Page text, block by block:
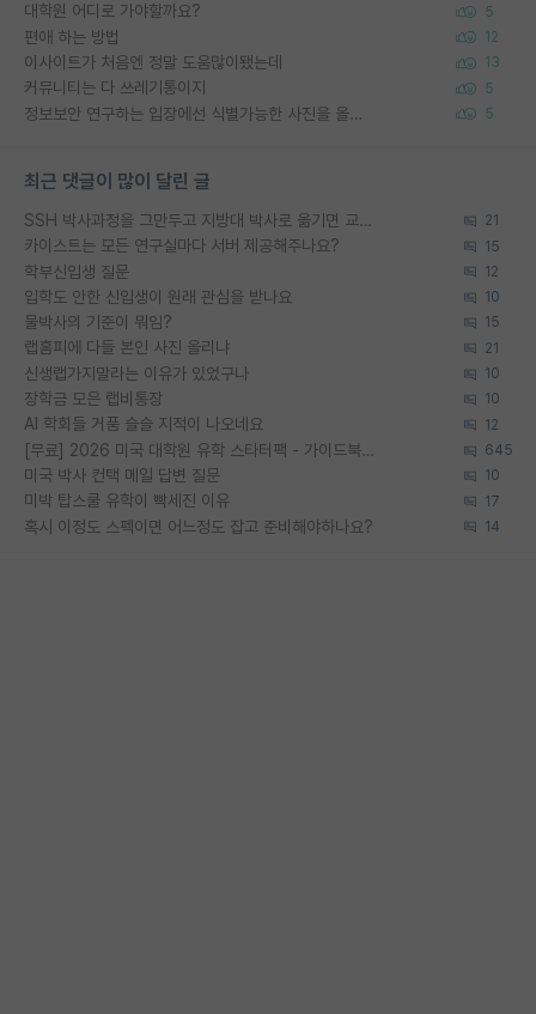
대학원 어디로 가야할까요? 5
편애 하는 방법 12
이사이트가 처음엔 정말 도움많이됐는데 13
커뮤니티는 다 쓰레기통이지 5
정보보안 연구하는 입장에선 식별가능한 사진을 올리는건 비추이긴함 5
최근 댓글이 많이 달린 글
SSH 박사과정을 그만두고 지방대 박사로 옮기면 교수의 꿈은 끝일까요? 21
카이스트는 모든 연구실마다 서버 제공해주나요? 15
학부신입생 질문 12
입학도 안한 신입생이 원래 관심을 받나요 10
물박사의 기준이 뭐임? 15
랩홈피에 다들 본인 사진 올리냐 21
신생랩가지말라는 이유가 있었구나 10
장학금 모은 랩비통장 10
AI 학회들 거품 슬슬 지적이 나오네요 12
[무료] 2026 미국 대학원 유학 스타터팩 - 가이드북 & 합격자 컨택메일 템플릿 645
미국 박사 컨택 메일 답변 질문 10
미박 탑스쿨 유학이 빡세진 이유 17
혹시 이정도 스펙이면 어느정도 잡고 준비해야하나요? 14